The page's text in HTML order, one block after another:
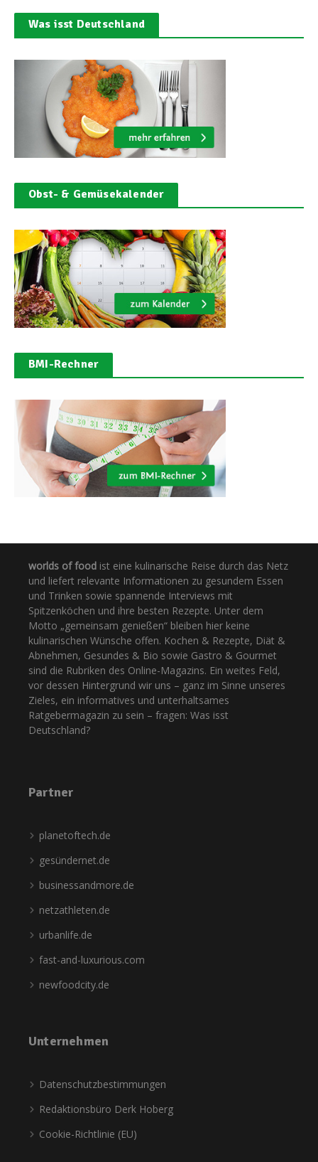
Was isst Deutschland
Obst- & Gemüsekalender
BMI-Rechner
worlds of food ist eine kulinarische Reise durch das Netz
und liefert relevante Informationen zu gesundem Essen
und Trinken sowie spannende Interviews mit
Spitzenköchen und ihre besten Rezepte. Unter dem
Motto „gemeinsam genießen“ bleiben hier keine
kulinarischen Wünsche offen. Kochen & Rezepte, Diät &
Abnehmen, Gesundes & Bio sowie Gastro & Gourmet
sind die Rubriken des Online-Magazins. Ein weites Feld,
vor dessen Hintergrund wir uns – ganz im Sinne unseres
Zieles, ein informatives und unterhaltsames
Ratgebermagazin zu sein – fragen: Was isst
Deutschland?
Partner
planetoftech.de
gesündernet.de
businessandmore.de
netzathleten.de
urbanlife.de
fast-and-luxurious.com
newfoodcity.de
Unternehmen
Datenschutzbestimmungen
Redaktionsbüro Derk Hoberg
Cookie-Richtlinie (EU)